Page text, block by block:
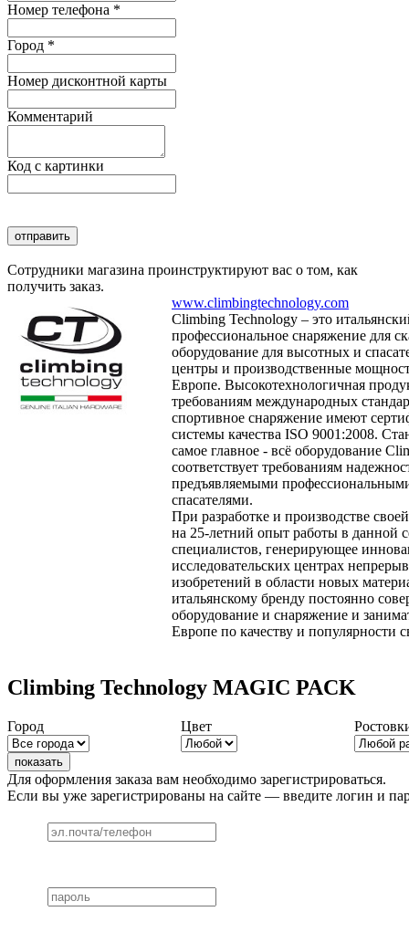
Номер телефона *
Город *
Номер дисконтной карты
Комментарий
Код с картинки
Сотрудники магазина проинструктируют вас о том, как
получить заказ.
www.climbingtechnology.com
Climbing Technology – это
профессиональное снаряжение для
оборудование для высотных и
центры и производственные
Европе. Высокотехнологичная
требованиям международных
спортивное снаряжение имеют
системы качества ISO 9001:2008.
самое главное - всё оборудование
соответствует требованиям
предъявляемыми
спасателями.
При разработке и производстве
на 25-летний опыт работы в данной
специалистов, генерирующее
исследовательских центрах
изобретений в области новых
итальянскому бренду постоянно
оборудование и снаряжение и
Европе по качеству и популярности
Climbing Technology MAGIC PACK
Город Цвет
Для оформления заказа вам необходимо зарегистрироваться.
Если вы уже зарегистрированы на сайте — введите логин и